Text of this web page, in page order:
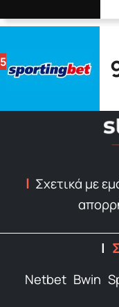
5
Σχετικά με
Netbet Bwin